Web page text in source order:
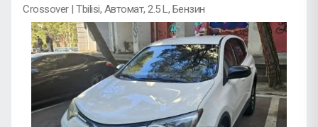
Crossover | Tbilisi, Автомат, 2.5 L, Бензин